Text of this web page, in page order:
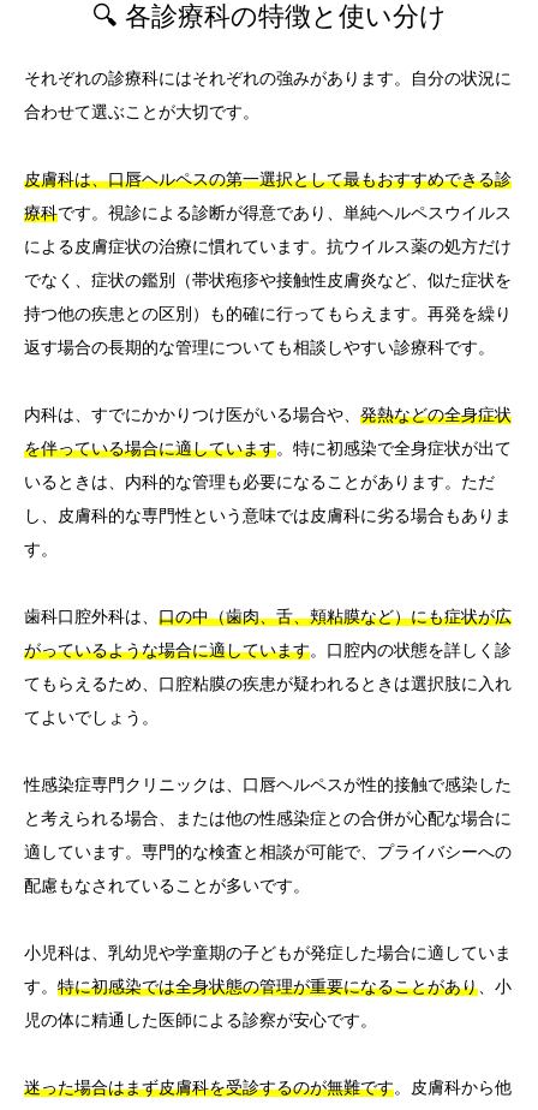
🔍 各診療科の特徴と使い分け
それぞれの診療科にはそれぞれの強みがあります。自分の状況に
合わせて選ぶことが大切です。
皮膚科は、口唇ヘルペスの第一選択として最もおすすめできる診
療科です。視診による診断が得意であり、単純ヘルペスウイルス
による皮膚症状の治療に慣れています。抗ウイルス薬の処方だけ
でなく、症状の鑑別（帯状疱疹や接触性皮膚炎など、似た症状を
持つ他の疾患との区別）も的確に行ってもらえます。再発を繰り
返す場合の長期的な管理についても相談しやすい診療科です。
内科は、すでにかかりつけ医がいる場合や、 発熱などの全身症状
を伴っている場合に適しています。特に初感染で全身症状が出て
いるときは、内科的な管理も必要になることがあります。ただ
し、皮膚科的な専門性という意味では皮膚科に劣る場合もありま
す。
歯科口腔外科は、 口の中（歯肉、舌、頬粘膜など）にも症状が広
がっているような場合に適しています。口腔内の状態を詳しく診
てもらえるため、口腔粘膜の疾患が疑われるときは選択肢に入れ
てよいでしょう。
性感染症専門クリニックは、口唇ヘルペスが性的接触で感染した
と考えられる場合、または他の性感染症との合併が心配な場合に
適しています。専門的な検査と相談が可能で、プライバシーへの
配慮もなされていることが多いです。
小児科は、乳幼児や学童期の子どもが発症した場合に適していま
す。 特に初感染では全身状態の管理が重要になることがあり、小
児の体に精通した医師による診察が安心です。
迷った場合はまず皮膚科を受診するのが無難です。皮膚科から他